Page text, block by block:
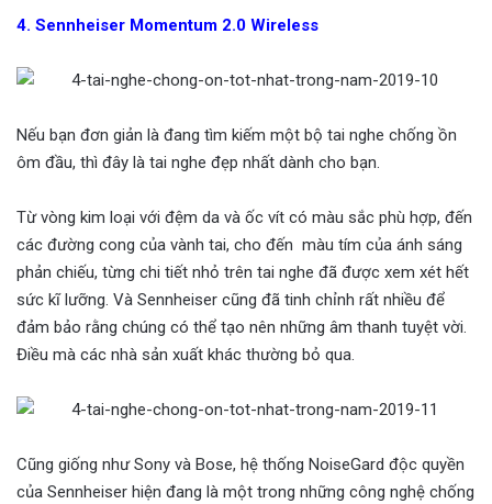
4. Sennheiser Momentum 2.0 Wireless
Nếu bạn đơn giản là đang tìm kiếm một bộ tai nghe chống ồn
ôm đầu, thì đây là tai nghe đẹp nhất dành cho bạn.
Từ vòng kim loại với đệm da và ốc vít có màu sắc phù hợp, đến
các đường cong của vành tai, cho đến màu tím của ánh sáng
phản chiếu, từng chi tiết nhỏ trên tai nghe đã được xem xét hết
sức kĩ lưỡng. Và Sennheiser cũng đã tinh chỉnh rất nhiều để
đảm bảo rằng chúng có thể tạo nên những âm thanh tuyệt vời.
Điều mà các nhà sản xuất khác thường bỏ qua.
Cũng giống như Sony và Bose, hệ thống NoiseGard độc quyền
của Sennheiser hiện đang là một trong những công nghệ chống